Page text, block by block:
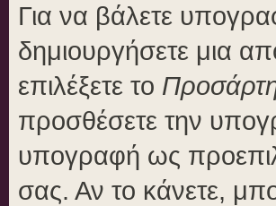
Για να βάλετε
δημιουργήσετε μια
επιλέξετε το
προσθέσετε την
υπογραφή ως
σας. Αν το κάνετε,